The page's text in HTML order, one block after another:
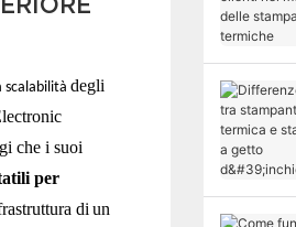
scalabilitàdegli
che i suoi
per
di un